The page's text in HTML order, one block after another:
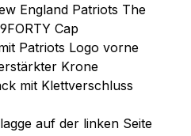
England Patriots The
Cap
Patriots Logo vorne
Krone
mit Klettverschluss
auf der linken Seite